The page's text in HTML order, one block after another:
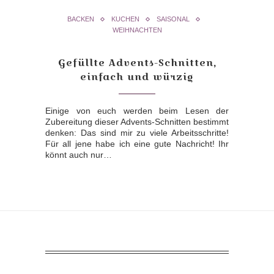
BACKEN KUCHEN
SAISONAL
WEIHNACHTEN
Gefüllte Advents-Schnitten,
einfach und würzig
Einige von euch werden beim Lesen der
Zubereitung dieser Advents-Schnitten bestimmt
denken: Das sind mir zu viele Arbeitsschritte!
Für all jene habe ich eine gute Nachricht! Ihr
könnt auch nur…